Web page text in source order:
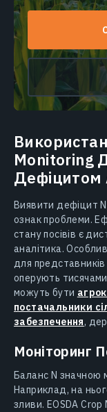
Monitoring
Дефіцитом
Виявити дефіцит
ознак проблеми.
стану посівів є
аналітика.
для
оперують тисячами
можуть бути
постачальники
забезпечення,
Моніторинг
Баланс N значною
Наприклад, на
зливи. EOSDA